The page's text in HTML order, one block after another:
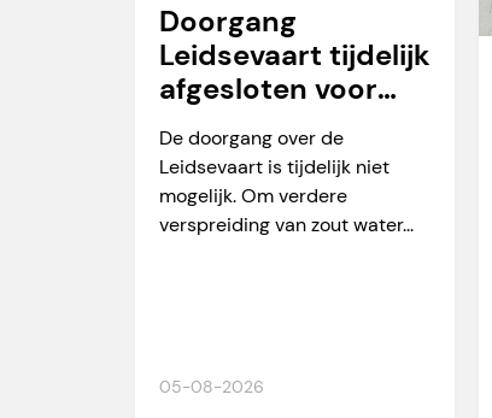
05-08-2026
Doorgang
Leidsevaart tijdelijk
afgesloten voor
vaarverkeer
De doorgang over de
Leidsevaart is tijdelijk niet
mogelijk. Om verdere
verspreiding van zout water...